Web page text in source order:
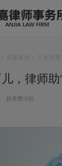
，律师
抚养费讨回